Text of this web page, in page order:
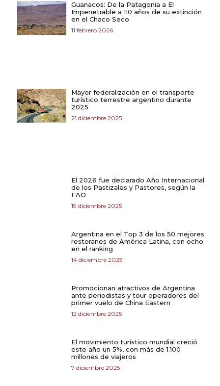
Guanacos: De la Patagonia a El
Impenetrable a 110 años de su extinción
en el Chaco Seco
11 febrero 2026
Mayor federalización en el transporte
turístico terrestre argentino durante
2025
21 diciembre 2025
El 2026 fue declarado Año Internacional
de los Pastizales y Pastores, según la
FAO
19 diciembre 2025
Argentina en el Top 3 de los 50 mejores
restoranes de América Latina, con ocho
en el ranking
14 diciembre 2025
Promocionan atractivos de Argentina
ante periodistas y tour operadores del
primer vuelo de China Eastern
12 diciembre 2025
El movimiento turístico mundial creció
este año un 5%, con más de 1.100
millones de viajeros
7 diciembre 2025